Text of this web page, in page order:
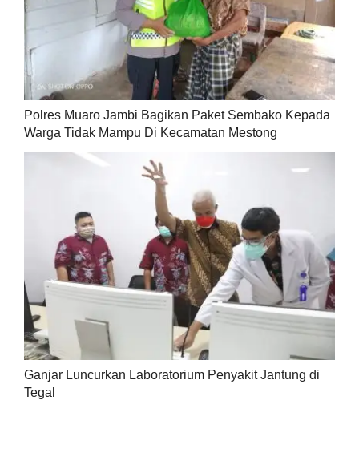
Polres Muaro Jambi Bagikan Paket Sembako Kepada
Warga Tidak Mampu Di Kecamatan Mestong
Ganjar Luncurkan Laboratorium Penyakit Jantung di
Tegal